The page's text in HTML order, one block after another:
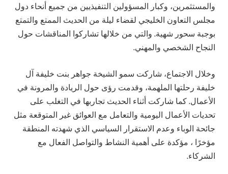
والمستثمرين، وكبار المسؤولين التنفيذيين من جميع أنحاء دول
مجلس التعاون الخليجي لقضاء ليلة من الحديث الممتع والتمتع
بوجبة سحور شهية. والتي من خلالها تشاركوا المناقشات حول
النجاح الشخصي والمهني.
وخلال الاجتماع، شاركت سمو الشيخة جواهر بنت خليفة آل
خليفة رحلتها الملهمة، وقدمت رؤى حول الريادة والمرونة في
الأعمال. كما شاركت أثناء الحديث تجاربها في التغلب على
تحديات الأعمال اليومية والتعامل مع العوائق غير المتوقعة مثل
جائحة الوباء وعدم الاستقرار السياسي الذي شهدته المنطقة
مؤخرًا ، مؤكدة على أهمية النشاط والتواصل الفعال مع
الشركاء.